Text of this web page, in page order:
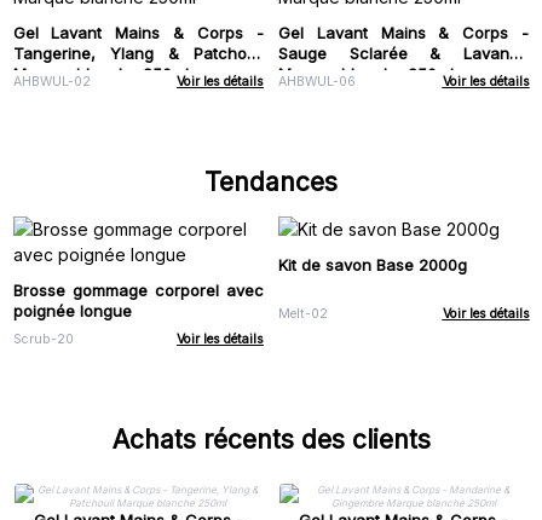
Gel Lavant Mains & Corps -
Tangerine, Ylang & Patchouli
Marque blanche 250ml
AHBWUL-02 Voir les détails
Gel Lavant Mains & Corps -
Sauge Sclarée & Lavande
Marque blanche 250ml
AHBWUL-06 Voir les détails
Tendances
Brosse gommage corporel avec
poignée longue
Scrub-20 Voir les détails
Kit de savon Base 2000g
Melt-02 Voir les détails
Achats récents des clients